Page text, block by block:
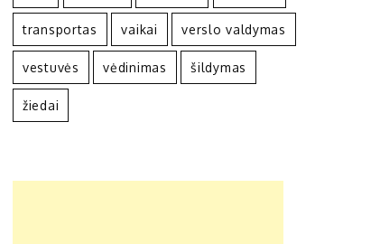
transportas vaikai verslo valdymas
vestuvės vėdinimas šildymas
žiedai